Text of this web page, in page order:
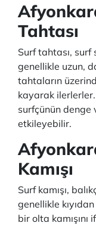
Tahtası
Surf tahtası, surf
genellikle uzun,
tahtaların
kayarak
surfçünün denge
etkileyebilir.
Kamışı
Surf kamışı,
genellikle
bir olta kamışını